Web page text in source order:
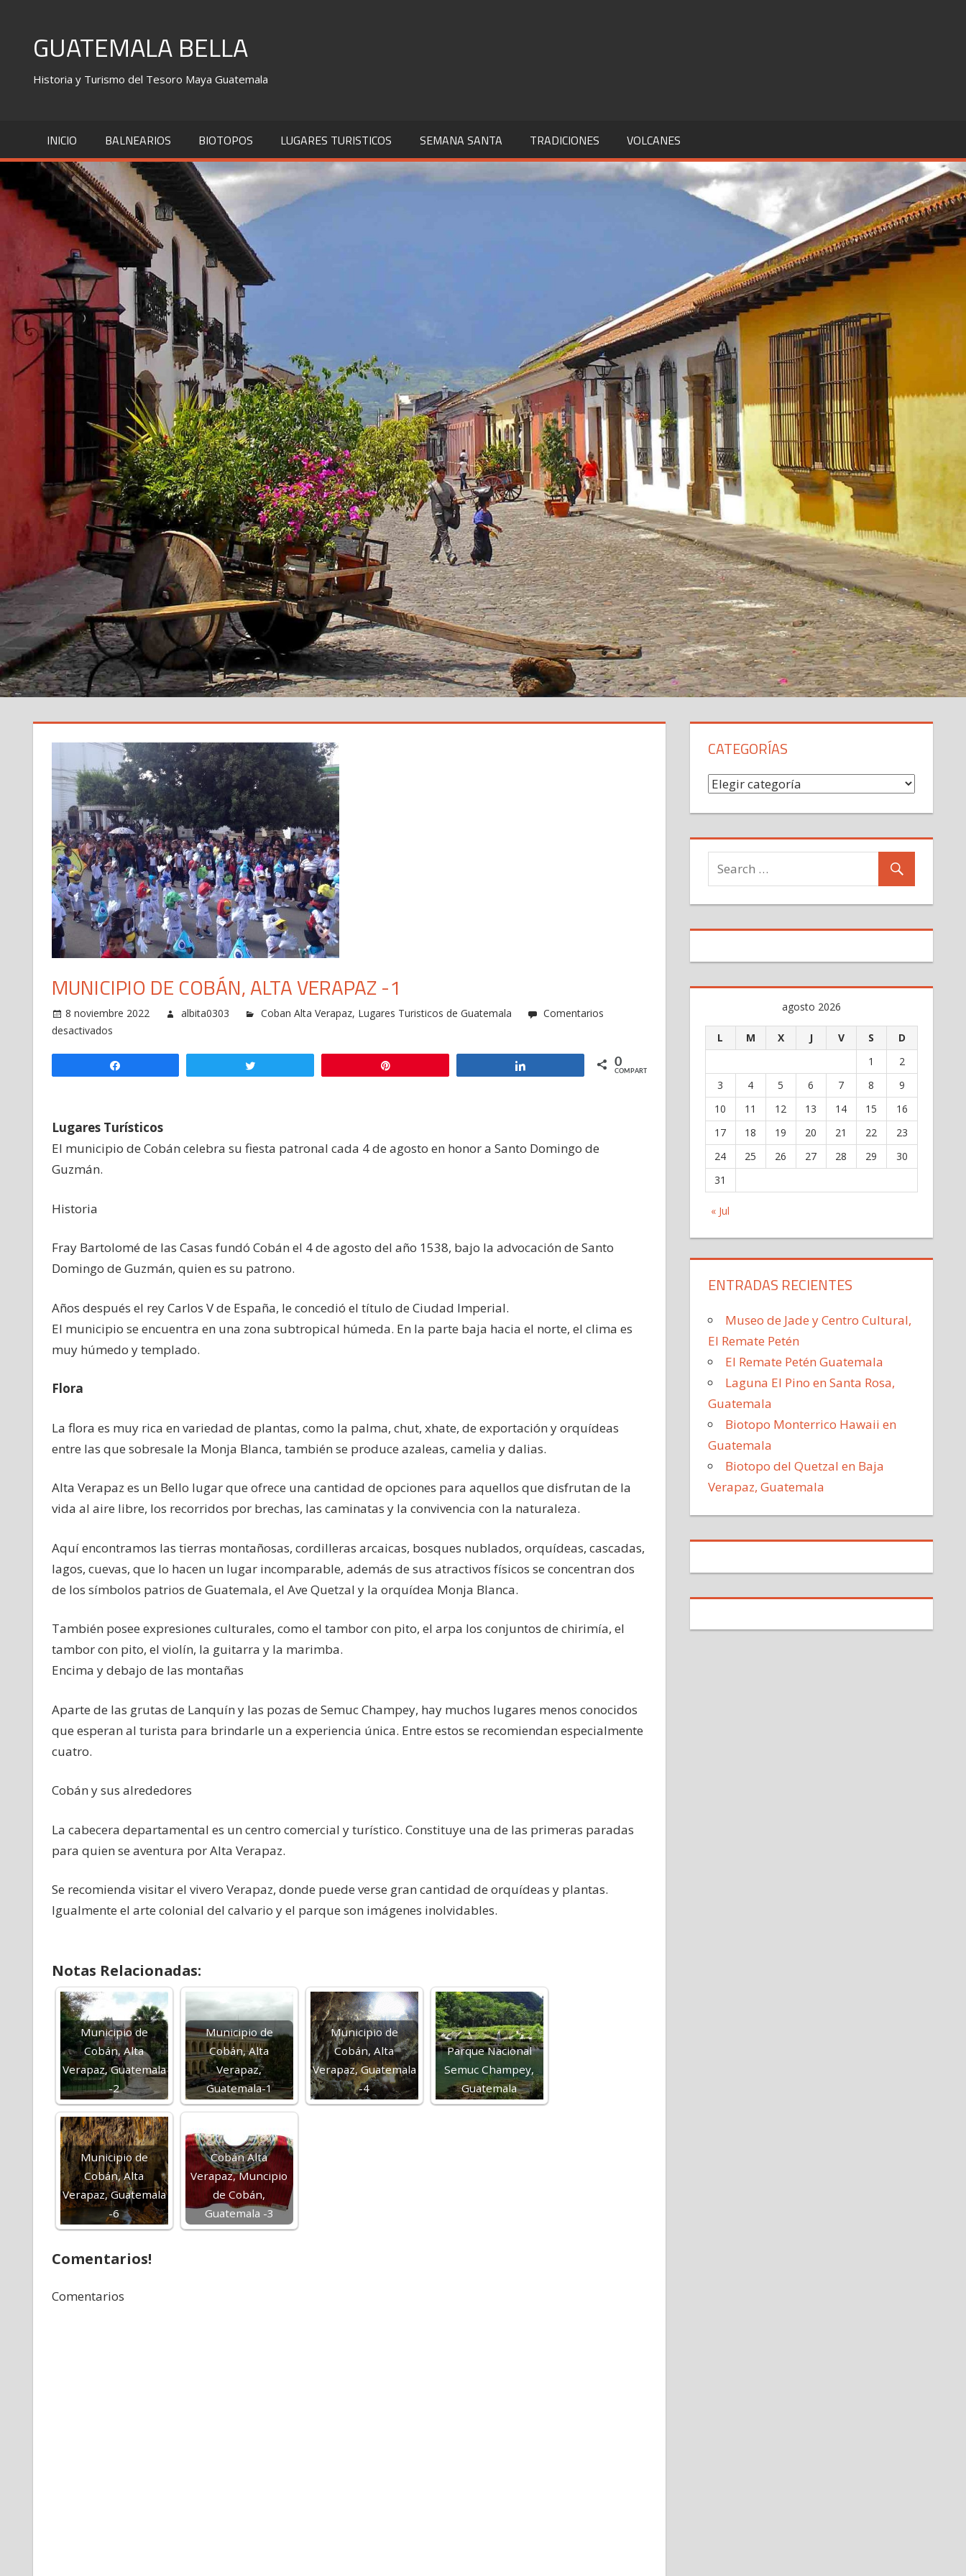
contentGUATEMALA BELLA
Historia y Turismo del Tesoro Maya Guatemala
INICIO BALNEARIOS BIOTOPOS LUGARES TURISTICOS SEMANA SANTA TRADICIONES VOLCANES
MUNICIPIO DE COBÁN, ALTA VERAPAZ -1
8 noviembre 2022 albita0303 Coban Alta Verapaz, Lugares Turisticos de Guatemala
Comentarios
desactivadosen
de
Cobán,
-1
0
COMPARTIR
Lugares Turísticos
El municipio de Cobán celebra su fiesta patronal cada 4 de agosto en honor a Santo Domingo de
Guzmán.
Historia
Fray Bartolomé de las Casas fundó Cobán el 4 de agosto del año 1538, bajo la advocación de Santo
Domingo de Guzmán, quien es su patrono.
Años después el rey Carlos V de España, le concedió el título de Ciudad Imperial.
El municipio se encuentra en una zona subtropical húmeda. En la parte baja hacia el norte, el clima es
muy húmedo y templado.
Flora
La flora es muy rica en variedad de plantas, como la palma, chut, xhate, de exportación y orquídeas
entre las que sobresale la Monja Blanca, también se produce azaleas, camelia y dalias.
Alta Verapaz es un Bello lugar que ofrece una cantidad de opciones para aquellos que disfrutan de la
vida al aire libre, los recorridos por brechas, las caminatas y la convivencia con la naturaleza.
Aquí encontramos las tierras montañosas, cordilleras arcaicas, bosques nublados, orquídeas, cascadas,
lagos, cuevas, que lo hacen un lugar incomparable, además de sus atractivos físicos se concentran dos
de los símbolos patrios de Guatemala, el Ave Quetzal y la orquídea Monja Blanca.
También posee expresiones culturales, como el tambor con pito, el arpa los conjuntos de chirimía, el
tambor con pito, el violín, la guitarra y la marimba.
Encima y debajo de las montañas
Aparte de las grutas de Lanquín y las pozas de Semuc Champey, hay muchos lugares menos conocidos
que esperan al turista para brindarle un a experiencia única. Entre estos se recomiendan especialmente
cuatro.
Cobán y sus alrededores
La cabecera departamental es un centro comercial y turístico. Constituye una de las primeras paradas
para quien se aventura por Alta Verapaz.
Se recomienda visitar el vivero Verapaz, donde puede verse gran cantidad de orquídeas y plantas.
Igualmente el arte colonial del calvario y el parque son imágenes inolvidables.
Notas Relacionadas:
Municipio de
Cobán, Alta
Verapaz, Guatemala
-2
Municipio de
Cobán, Alta
Verapaz,
Guatemala-1
Municipio de
Cobán, Alta
Verapaz, Guatemala
-4
Parque Nacional
Semuc Champey,
Guatemala
Municipio de
Cobán, Alta
Verapaz, Guatemala
-6
Cobán Alta
Verapaz, Muncipio
de Cobán,
Guatemala -3
Comentarios!
Comentarios
CATEGORÍAS
Categorías
agosto 2026
L M X J V S D
« Jul
1
2
3
4 5 6 7 8
9
10
11 12 13 14 15
16
17
18 19 20 21 22
23
24
25 26 27 28 29
30
31
ENTRADAS RECIENTES
Museo de Jade y Centro Cultural,
El Remate Petén
El Remate Petén Guatemala
Laguna El Pino en Santa Rosa,
Guatemala
Biotopo Monterrico Hawaii en
Guatemala
Biotopo del Quetzal en Baja
Verapaz, Guatemala